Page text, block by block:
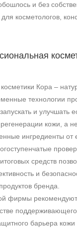
и без
косметологов,
Кора –
технологии
и улучшать
кожи, а
ингредиенты от
средств
и
бренда.
фирмы
барьера